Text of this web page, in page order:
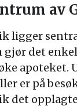
av
ligger
gjør det
apoteket.
er på
det